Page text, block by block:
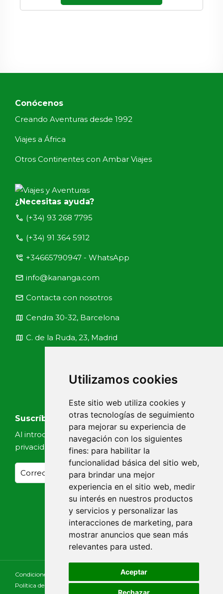
Utilizamos cookies
Este sitio web utiliza cookies y
otras tecnologías de seguimiento
para mejorar su experiencia de
navegación con los siguientes
fines: para habilitar la
funcionalidad básica del sitio web,
para brindar una mejor
experiencia en el sitio web, medir
su interés en nuestros productos
y servicios y personalizar las
interacciones de marketing, para
mostrar anuncios que sean más
relevantes para usted.
Aceptar
Rechazar
Conócenos
Creando Aventuras desde 1992
Viajes a África
Otros Continentes con Ambar Viajes
¿Necesitas ayuda?
call (+34) 93 268 7795
call (+34) 91 364 5912
perm_phone_msg +34665790947 - WhatsApp
email info@kananga.com
email Contacta con nosotros
map Cendra 30-32, Barcelona
map C. de la Ruda, 23, Madrid
Suscríbete a nuestras noticias
Al introducir tu email, aceptas nuestra Política de
privacidad
Condiciones Generales Aviso Legal
Política de Cookies
Política de Privacidad
Declaración de Accesibilidad